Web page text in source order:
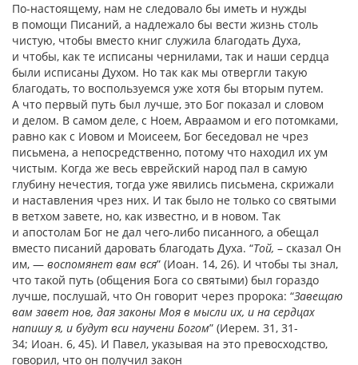
По-настоящему, нам не следовало бы иметь и нужды
в помощи Писаний, а надлежало бы вести жизнь столь
чистую, чтобы вместо книг служила благодать Духа,
и чтобы, как те исписаны чернилами, так и наши сердца
были исписаны Духом. Но так как мы отвергли такую
благодать, то воспользуемся уже хотя бы вторым путем.
А что первый путь был лучше, это Бог показал и словом
и делом. В самом деле, с Ноем, Авраамом и его потомками,
равно как с Иовом и Моисеем, Бог беседовал не чрез
письмена, а непосредственно, потому что находил их ум
чистым. Когда же весь еврейский народ пал в самую
глубину нечестия, тогда уже явились письмена, скрижали
и наставления чрез них. И так было не только со святыми
в ветхом завете, но, как известно, и в новом. Так
и апостолам Бог не дал чего-либо писанного, а обещал
вместо писаний даровать благодать Духа. “Той, – сказал Он
им, — воспомянет вам вся” (Иоан. 14, 26). И чтобы ты знал,
что такой путь (общения Бога со святыми) был гораздо
лучше, послушай, что Он говорит через пророка: “Завещаю
вам завет нов, дая законы Моя в мысли их, и на сердцах
напишу я, и будут вси научени Богом” (Иерем. 31, 31-
34; Иоан. 6, 45). И Павел, указывая на это превосходство,
говорил, что он получил закон